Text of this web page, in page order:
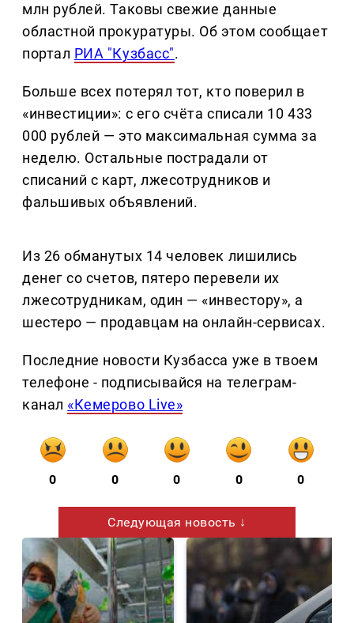
млн рублей. Таковы свежие данные
областной прокуратуры. Об этом сообщает
портал РИА "Кузбасс".
Больше всех потерял тот, кто поверил в
«инвестиции»: с его счёта списали 10 433
000 рублей — это максимальная сумма за
неделю. Остальные пострадали от
списаний с карт, лжесотрудников и
фальшивых объявлений.
Из 26 обманутых 14 человек лишились
денег со счетов, пятеро перевели их
лжесотрудникам, один — «инвестору», а
шестеро — продавцам на онлайн-сервисах.
Последние новости Кузбасса уже в твоем
телефоне - подписывайся на телеграм-
канал «Кемерово Live»
0 0 0 0 0
Следующая новость ↓